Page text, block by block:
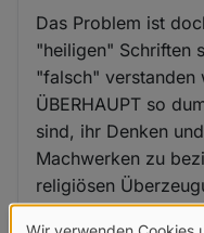
Das Problem ist
"heiligen" Schriften
"falsch" verstanden
ÜBERHAUPT so
sind, ihr Denken
Machwerken zu
religiösen